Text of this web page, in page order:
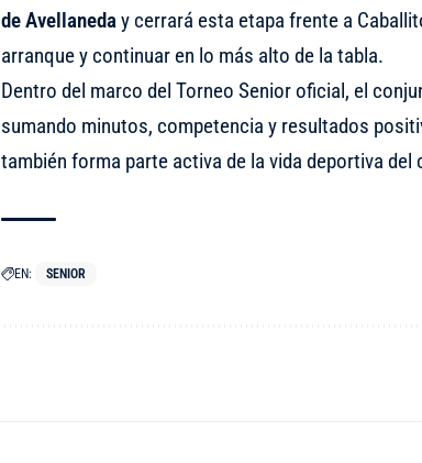
de Avellaneday cerrará esta etapa frente a
arranque y continuar en lo más alto de la tabla.
Dentro del marco del Torneo Senior oficial, el
sumando minutos, competencia y resultados
también forma parte activa de la vida deportiva del
EN: SENIOR